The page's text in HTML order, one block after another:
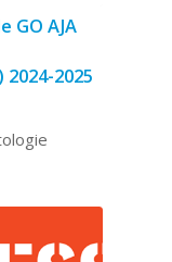
GO AJA
2025